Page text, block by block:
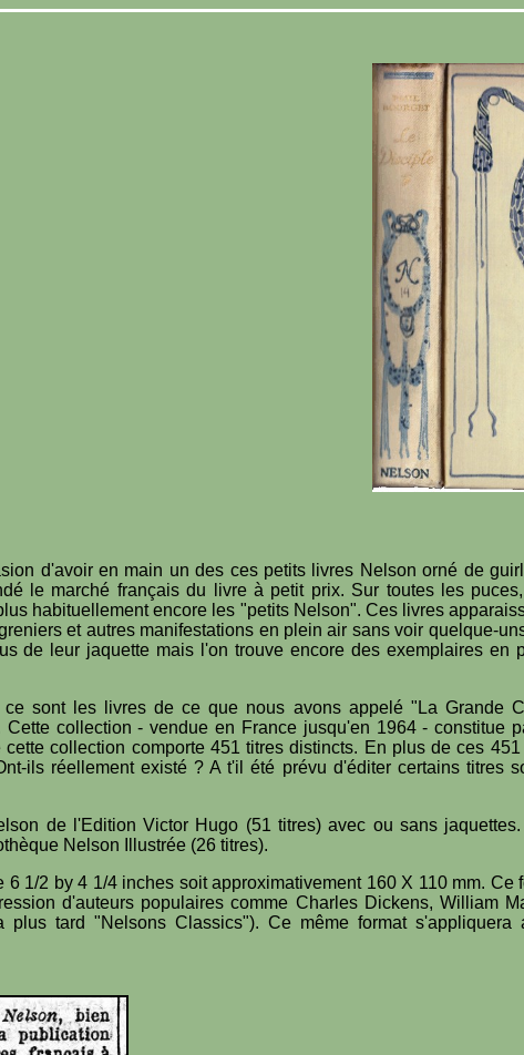
d'avoir en main un des ces petits livres Nelson orné de
le marché français du livre à petit prix. Sur toutes les
habituellement encore les "petits Nelson". Ces livres
et autres manifestations en plein air sans voir quelque-
de leur jaquette mais l'on trouve encore des exemplaires en
sont les livres de ce que nous avons appelé "La Grande
collection - vendue en France jusqu'en 1964 - constitue
collection comporte 451 titres distincts. En plus de ces
ils réellement existé ? A t'il été prévu d'éditer certains titres
de l'Edition Victor Hugo (51 titres) avec ou sans
Nelson Illustrée (26 titres).
6 1/2 by 4 1/4 inches soit approximativement 160 X 110 mm.
d'auteurs populaires comme Charles Dickens, William
plus tard "Nelsons Classics"). Ce même format